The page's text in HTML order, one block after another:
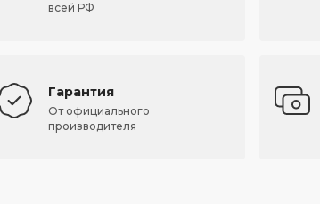
всей РФ
Гарантия
От официального
производителя